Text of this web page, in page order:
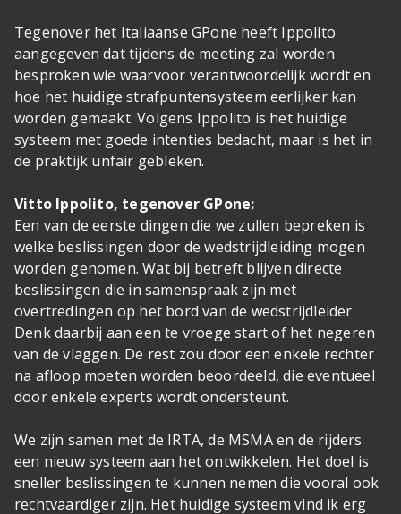
Tegenover het Italiaanse GPone heeft Ippolito
aangegeven dat tijdens de meeting zal worden
besproken wie waarvoor verantwoordelijk wordt en
hoe het huidige strafpuntensysteem eerlijker kan
worden gemaakt. Volgens Ippolito is het huidige
systeem met goede intenties bedacht, maar is het in
de praktijk unfair gebleken.
Vitto Ippolito, tegenover GPone:
Een van de eerste dingen die we zullen bepreken is
welke beslissingen door de wedstrijdleiding mogen
worden genomen. Wat bij betreft blijven directe
beslissingen die in samenspraak zijn met
overtredingen op het bord van de wedstrijdleider.
Denk daarbij aan een te vroege start of het negeren
van de vlaggen. De rest zou door een enkele rechter
na afloop moeten worden beoordeeld, die eventueel
door enkele experts wordt ondersteunt.
We zijn samen met de IRTA, de MSMA en de rijders
een nieuw systeem aan het ontwikkelen. Het doel is
sneller beslissingen te kunnen nemen die vooral ook
rechtvaardiger zijn. Het huidige systeem vind ik erg